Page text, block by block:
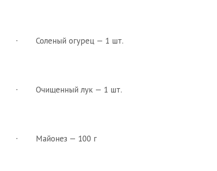
· Соленый огурец — 1 шт.
· Очищенный лук — 1 шт.
· Майонез — 100 г